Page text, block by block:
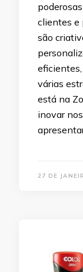
clientes e
são
várias
está na
inovar
27 DE